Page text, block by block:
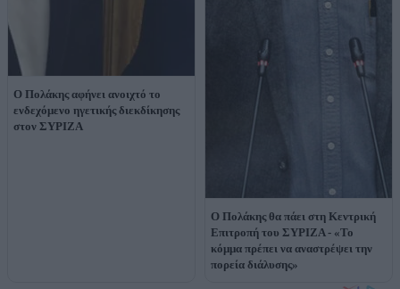
Ο Πολάκης αφήνει ανοιχτό το
ενδεχόμενο ηγετικής διεκδίκησης
στον ΣΥΡΙΖΑ
Ο Πολάκης θα πάει στη Κεντρική
Επιτροπή του ΣΥΡΙΖΑ - «Το
κόμμα πρέπει να αναστρέψει την
πορεία διάλυσης»